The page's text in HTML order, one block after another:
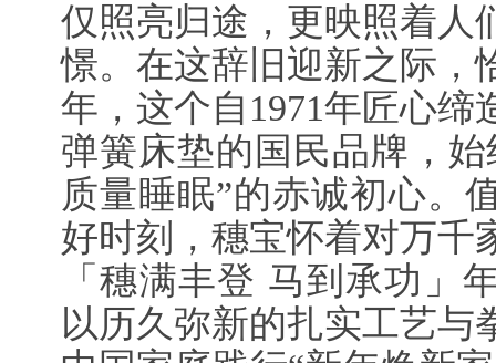
仅照亮归途，更映照着人
憬。在这辞旧迎新之际，
年，这个自1971年匠心缔
弹簧床垫的国民品牌，
质量睡眠”的赤诚初心。
好时刻，穗宝怀着对万千
「穗满丰登 马到承功」
以历久弥新的扎实工艺与